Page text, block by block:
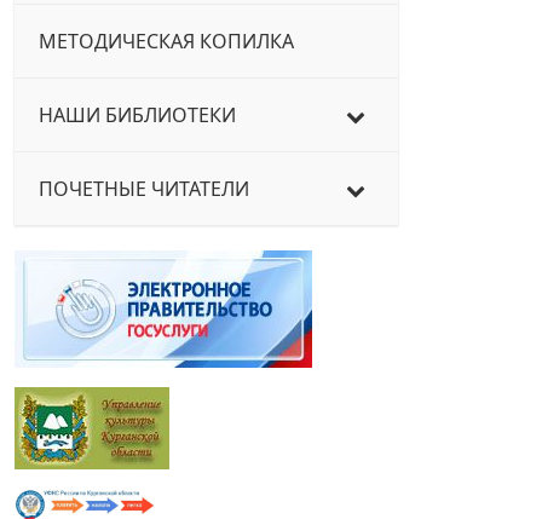
МЕТОДИЧЕСКАЯ КОПИЛКА
НАШИ БИБЛИОТЕКИ
ПОЧЕТНЫЕ ЧИТАТЕЛИ